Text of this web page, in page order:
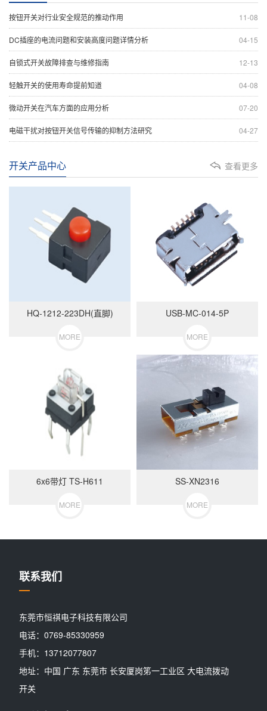
11-08
按钮开关对行业安全规范的推动作用
04-15
DC插座的电流问题和安装高度问题详情分析
12-13
自锁式开关故障排查与维修指南
04-08
轻触开关的使用寿命提前知道
07-20
微动开关在汽车方面的应用分析
04-27
电磁干扰对按钮开关信号传输的抑制方法研究
查看更多
开关产品中心
HQ-1212-223DH(直脚)
MORE
USB-MC-014-5P
MORE
6x6带灯 TS-H611
MORE
SS-XN2316
MORE
联系我们
东莞市恒祺电子科技有限公司
电话：0769-85330959
手机：13712077807
地址：中国 广东 东莞市 长安厦岗笫一工业区 大电流拨动
开关